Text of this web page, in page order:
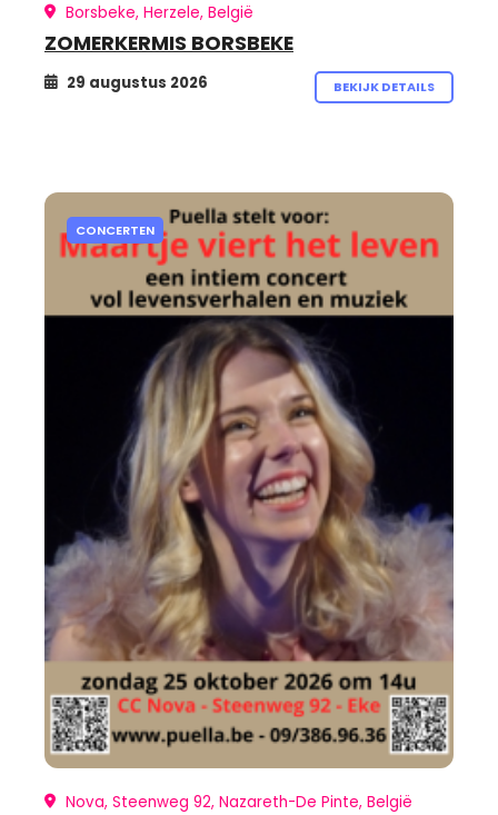
Borsbeke, Herzele, België
ZOMERKERMIS BORSBEKE
29 augustus 2026 BEKIJK DETAILS
CONCERTEN
Nova, Steenweg 92, Nazareth-De Pinte, België